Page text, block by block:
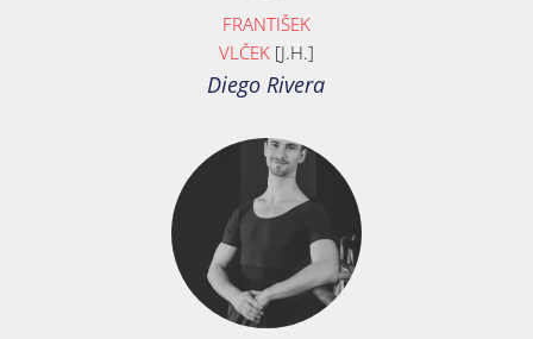
FRANTIŠEK
VLČEK[J.H.]
Diego Rivera